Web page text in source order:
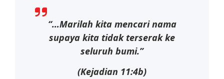
“…Marilah kita mencari nama
supaya kita tidak terserak ke
seluruh bumi.”
(Kejadian 11:4b)